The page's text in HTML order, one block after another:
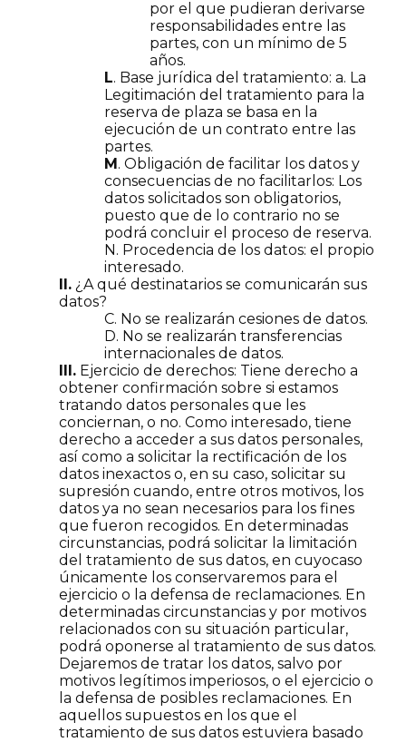
por el que pudieran derivarse
responsabilidades entre las
partes, con un mínimo de 5
años.
L. Base jurídica del tratamiento: a. La
Legitimación del tratamiento para la
reserva de plaza se basa en la
ejecución de un contrato entre las
partes.
M. Obligación de facilitar los datos y
consecuencias de no facilitarlos: Los
datos solicitados son obligatorios,
puesto que de lo contrario no se
podrá concluir el proceso de reserva.
N. Procedencia de los datos: el propio
interesado.
II. ¿A qué destinatarios se comunicarán sus
datos?
C. No se realizarán cesiones de datos.
D. No se realizarán transferencias
internacionales de datos.
III. Ejercicio de derechos: Tiene derecho a
obtener confirmación sobre si estamos
tratando datos personales que les
conciernan, o no. Como interesado, tiene
derecho a acceder a sus datos personales,
así como a solicitar la rectificación de los
datos inexactos o, en su caso, solicitar su
supresión cuando, entre otros motivos, los
datos ya no sean necesarios para los fines
que fueron recogidos. En determinadas
circunstancias, podrá solicitar la limitación
del tratamiento de sus datos, en cuyocaso
únicamente los conservaremos para el
ejercicio o la defensa de reclamaciones. En
determinadas circunstancias y por motivos
relacionados con su situación particular,
podrá oponerse al tratamiento de sus datos.
Dejaremos de tratar los datos, salvo por
motivos legítimos imperiosos, o el ejercicio o
la defensa de posibles reclamaciones. En
aquellos supuestos en los que el
tratamiento de sus datos estuviera basado